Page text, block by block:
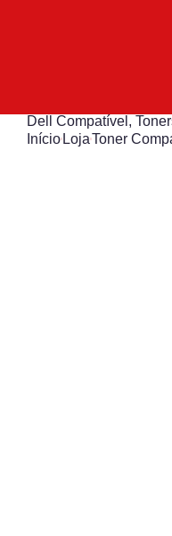
Dell Compatível ,
Início LojaToner